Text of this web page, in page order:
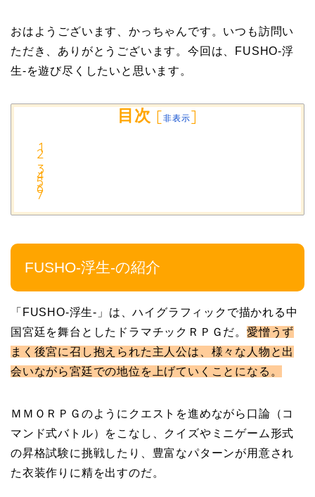
おはようございます、かっちゃんです。いつも訪問い
ただき、ありがとうございます。今回は、FUSHO-浮
生-を遊び尽くしたいと思います。
目次 [非表示]
FUSHO-浮生-の紹介
「FUSHO-浮生-」は、ハイグラフィックで描かれる中
国宮廷を舞台としたドラマチックＲＰＧだ。 愛憎うず
まく後宮に召し抱えられた主人公は、様々な人物と出
会いながら宮廷での地位を上げていくことになる。
ＭＭＯＲＰＧのようにクエストを進めながら口論（コ
マンド式バトル）をこなし、クイズやミニゲーム形式
の昇格試験に挑戦したり、豊富なパターンが用意され
た衣装作りに精を出すのだ。